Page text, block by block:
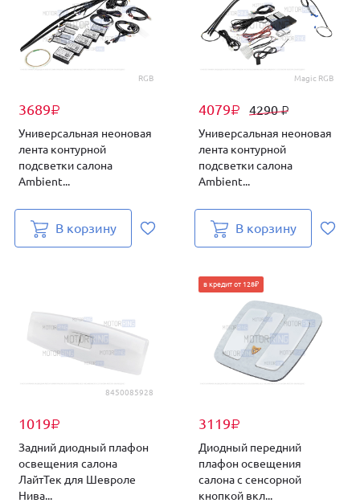
RGB
3689₽
Универсальная неоновая
лента контурной
подсветки салона
Ambient...
В корзину
Magic RGB
4079₽ 4290₽
Универсальная неоновая
лента контурной
подсветки салона
Ambient...
В корзину
8450085928
1019₽
Задний диодный плафон
освещения салона
ЛайтТек для Шевроле
Нива...
3119₽
в кредит от 128₽
Диодный передний
плафон освещения
салона с сенсорной
кнопкой вкл...